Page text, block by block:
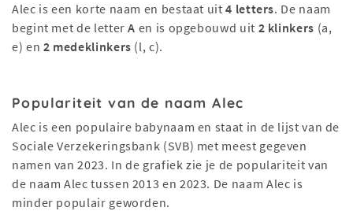
Alec is een korte naam en bestaat uit4 letters. De naam
begint met de letterA en is opgebouwd uit 2 klinkers (a,
e) en 2 medeklinkers (l, c).
Populariteit van de naam Alec
Alec is een populaire babynaam en staat in de lijst van de
Sociale Verzekeringsbank (SVB) met meest gegeven
namen van 2023. In de grafiek zie je de populariteit van
de naam Alec tussen 2013 en 2023. De naam Alec is
minder populair geworden.